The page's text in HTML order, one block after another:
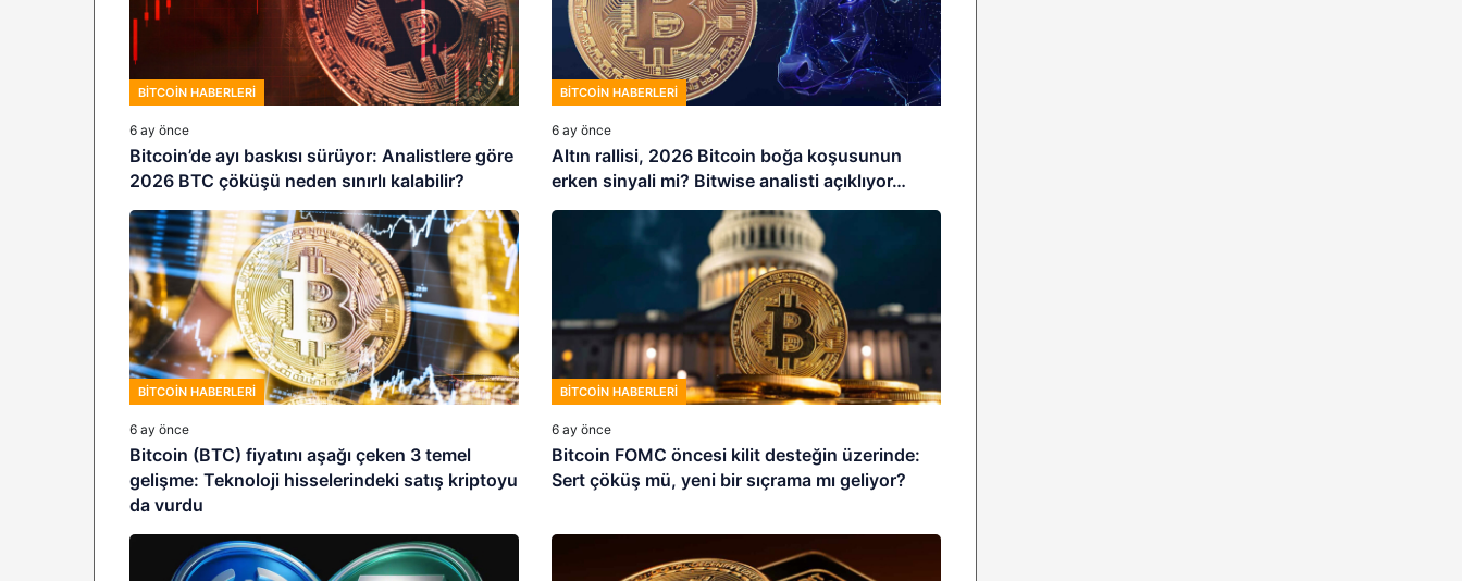
BITCOIN HABERLERI
6 ay önce
Bitcoin’de ayı baskısı sürüyor: Analistlere göre
2026 BTC çöküşü neden sınırlı kalabilir?
BITCOIN HABERLERI
6 ay önce
Altın rallisi, 2026 Bitcoin boğa koşusunun
erken sinyali mi? Bitwise analisti açıklıyor…
BITCOIN HABERLERI
6 ay önce
Bitcoin (BTC) fiyatını aşağı çeken 3 temel
gelişme: Teknoloji hisselerindeki satış kriptoyu
da vurdu
BITCOIN HABERLERI
6 ay önce
Bitcoin FOMC öncesi kilit desteğin üzerinde:
Sert çöküş mü, yeni bir sıçrama mı geliyor?